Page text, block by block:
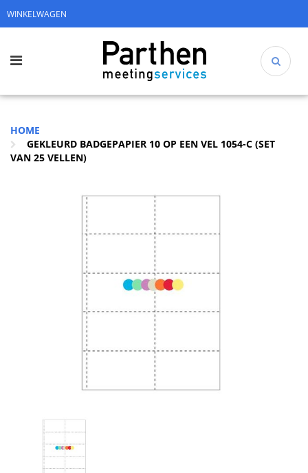
WINKELWAGEN
HOME
GEKLEURD BADGEPAPIER 10 OP EEN VEL 1054-C (SET
VAN 25 VELLEN)